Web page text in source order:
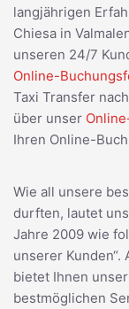
langjährigen
Chiesa in
unseren 24/7
Online-
Taxi Transfer
über unser
Ihren Online-
Wie all unsere
durften, lautet
Jahre 2009 wie
unserer
bietet Ihnen
bestmöglichen